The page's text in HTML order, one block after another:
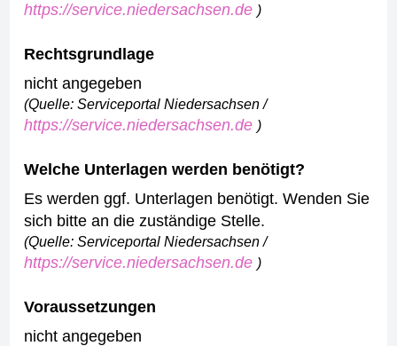
https://service.niedersachsen.de )
Rechtsgrundlage
nicht angegeben
(Quelle: Serviceportal Niedersachsen /
https://service.niedersachsen.de )
Welche Unterlagen werden benötigt?
Es werden ggf. Unterlagen benötigt. Wenden Sie
sich bitte an die zuständige Stelle.
(Quelle: Serviceportal Niedersachsen /
https://service.niedersachsen.de )
Voraussetzungen
nicht angegeben